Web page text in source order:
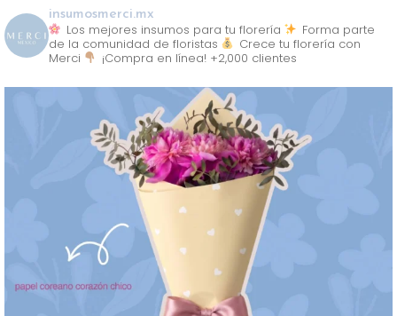
insumosmerci.mx
Los mejores insumos para tu florería
Forma parte
de la comunidad de floristas
Crece tu florería con
Merci
¡Compra en línea! +2,000 clientes